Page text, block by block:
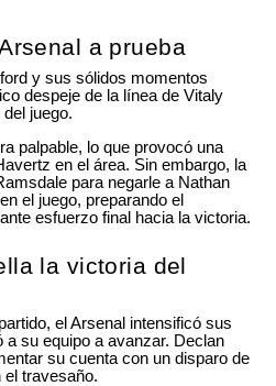
a prueba
y sus sólidos momentos
despeje de la línea de Vitaly
juego.
palpable, lo que provocó una
en el área. Sin embargo, la
para negarle a Nathan
el juego, preparando el
esfuerzo final hacia la victoria.
la victoria del
el Arsenal intensificó sus
su equipo a avanzar. Declan
su cuenta con un disparo de
el travesaño.